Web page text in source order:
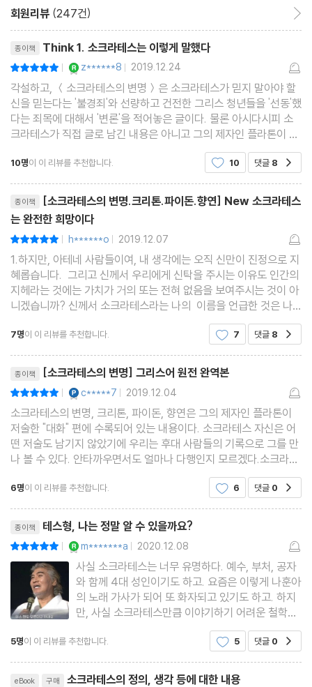
회원리뷰 (247건)
종이책 Think 1. 소크라테스는 이렇게 말했다
| z******8 | 2019.12.24
각설하고, ＜소크라테스의 변명＞은 소크라테스가 믿지 말아야 할
신을 믿는다는 '불경죄'와 선량하고 건전한 그리스 청년들을 '선동'했
다는 죄목에 대해서 '변론'을 적어놓은 글이다. 물론 아시다시피 소
크라테스가 직접 글로 남긴 내용은 아니고 그의 제자인 플라톤이 적
어놓은 내용이다. 그렇다고 해서 플라톤이 소크라테스가 하지도 않
은 말을 적었다는 의심은 할 필요가 없다. 왜
10명이 이 리뷰를 추천합니다. 10 댓글 8
종이책
[소크라테스의 변명.크리톤.파이돈.향연] New 소크라테스
는 완전한 희망이다
| h******o | 2019.12.07
1.하지만, 아테네 사람들이여, 내 생각에는 오직 신만이 진정으로 지
혜롭습니다. 그리고 신께서 우리에게 신탁을 주시는 이유도 인간의
지헤라는 것에는 가치가 거의 또는 전혀 없음을 보여주시는 것이 아
니겠습니까? 신께서 소크라테스라는 나의 이름을 언급한 것은 나
에 대해서 말씀하신 것이 아닙니다. 단지 나를 하나의 본보기로 사용
해서, 이렇게 말씀하신 것과 같습니다. "인간들
7명이 이 리뷰를 추천합니다. 7 댓글 8
종이책 [소크라테스의 변명] 그리스어 원전 완역본
| c*****7 | 2019.12.04
소크라테스의 변명, 크리톤, 파이돈, 향연은 그의 제자인 플라톤이
저술한 "대화" 편에 수록되어 있는 내용이다. 소크라테스 자신은 어
떤 저술도 남기지 않았기에 우리는 후대 사람들의 기록으로 그를 만
나 볼 수 있다. 안타까우면서도 얼마나 다행인지 모르겠다.소크라테
스의 변명, 크리톤, 파이돈은 소크라테스가 법정에 고발되어 자신을
변론하고 사형 집행에 이르기까지의 과정을 이
6명이 이 리뷰를 추천합니다. 6 댓글 0
종이책 테스형, 나는 정말 알 수 있을까요?
| m*******a | 2020.12.08
사실 소크라테스는 너무 유명하다. 예수, 부처, 공자
와 함께 4대 성인이기도 하고. 요즘은 이렇게 나훈아
의 노래 가사가 되어 또 화자되고 있기도 하고. 하지
만, 사실 소크라테스만큼 이야기하기 어려운 철학자
도 없을 것이다. 왜냐하면 그는 단 한 권의 책도 쓰지
않았기 때문이다. 그렇다. 사실 우리가 아는 소크라
테스는 그의 제자인 플라톤이 만들어낸 이미지가 강
하다. 그렇다면 플
5명이 이 리뷰를 추천합니다. 5 댓글 0
eBook 구매 소크라테스의 정의, 생각 등에 대한 내용